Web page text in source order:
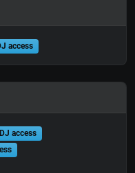
access
access